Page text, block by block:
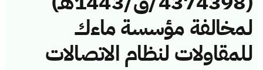
لمخالفة مؤسسة ماءك
للمقاولات لنظام الاتصالات